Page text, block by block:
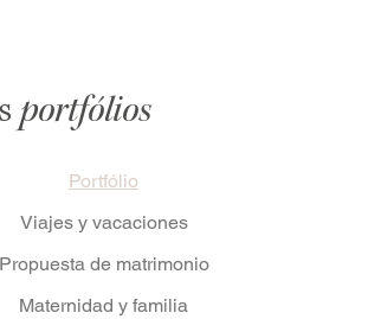
portfólios
Portfólio
Viajes y vacaciones
Propuesta de matrimonio
Maternidad y familia